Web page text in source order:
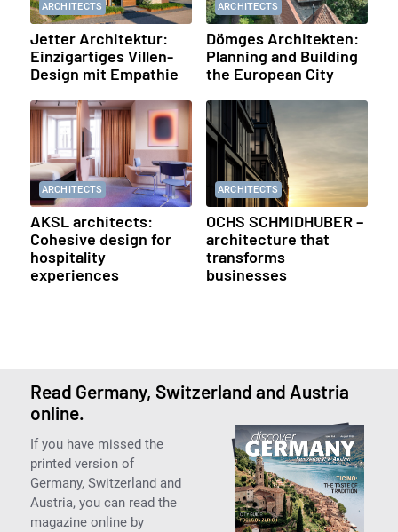
ARCHITECTS
Jetter Architektur:
Einzigartiges Villen-
Design mit Empathie
ARCHITECTS
Dömges Architekten:
Planning and Building
the European City
ARCHITECTS
AKSL architects:
Cohesive design for
hospitality
experiences
ARCHITECTS
OCHS SCHMIDHUBER –
architecture that
transforms
businesses
Read Germany, Switzerland and Austria
online.
If you have missed the
printed version of
Germany, Switzerland and
Austria, you can read the
magazine online by